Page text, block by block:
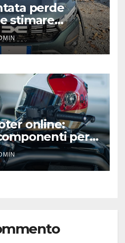
perde
stimare
il
dopo un
online:
per
prestazioni